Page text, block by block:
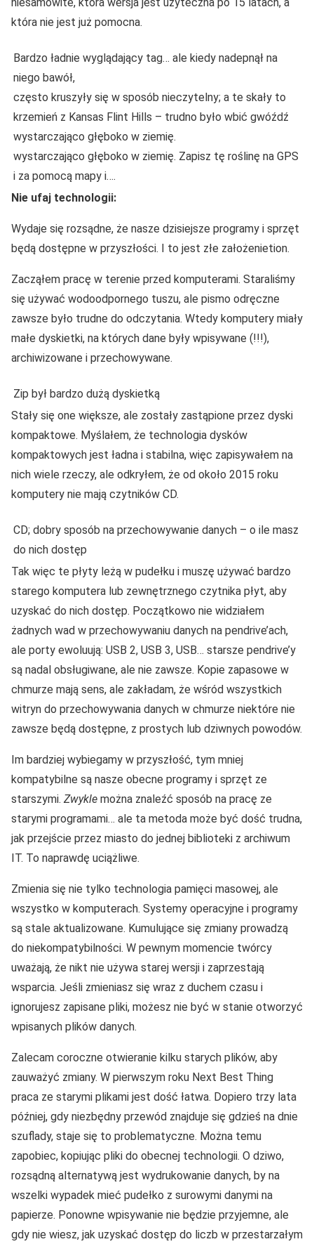
niesamowite, która wersja jest użyteczna po 15 latach, a
która nie jest już pomocna.
Bardzo ładnie wyglądający tag… ale kiedy nadepnął na
niego bawół,
często kruszyły się w sposób nieczytelny; a te skały to
krzemień z Kansas Flint Hills – trudno było wbić gwóźdź
wystarczająco głęboko w ziemię.
wystarczająco głęboko w ziemię. Zapisz tę roślinę na GPS
i za pomocą mapy i….
Nie ufaj technologii:
Wydaje się rozsądne, że nasze dzisiejsze programy i sprzęt
będą dostępne w przyszłości. I to jest złe założenietion.
Zacząłem pracę w terenie przed komputerami. Staraliśmy
się używać wodoodpornego tuszu, ale pismo odręczne
zawsze było trudne do odczytania. Wtedy komputery miały
małe dyskietki, na których dane były wpisywane (!!!),
archiwizowane i przechowywane.
Zip był bardzo dużą dyskietką
Stały się one większe, ale zostały zastąpione przez dyski
kompaktowe. Myślałem, że technologia dysków
kompaktowych jest ładna i stabilna, więc zapisywałem na
nich wiele rzeczy, ale odkryłem, że od około 2015 roku
komputery nie mają czytników CD.
CD; dobry sposób na przechowywanie danych – o ile masz
do nich dostęp
Tak więc te płyty leżą w pudełku i muszę używać bardzo
starego komputera lub zewnętrznego czytnika płyt, aby
uzyskać do nich dostęp. Początkowo nie widziałem
żadnych wad w przechowywaniu danych na pendrive’ach,
ale porty ewoluują: USB 2, USB 3, USB… starsze pendrive’y
są nadal obsługiwane, ale nie zawsze. Kopie zapasowe w
chmurze mają sens, ale zakładam, że wśród wszystkich
witryn do przechowywania danych w chmurze niektóre nie
zawsze będą dostępne, z prostych lub dziwnych powodów.
Im bardziej wybiegamy w przyszłość, tym mniej
kompatybilne są nasze obecne programy i sprzęt ze
starszymi. Zwykle można znaleźć sposób na pracę ze
starymi programami… ale ta metoda może być dość trudna,
jak przejście przez miasto do jednej biblioteki z archiwum
IT. To naprawdę uciążliwe.
Zmienia się nie tylko technologia pamięci masowej, ale
wszystko w komputerach. Systemy operacyjne i programy
są stale aktualizowane. Kumulujące się zmiany prowadzą
do niekompatybilności. W pewnym momencie twórcy
uważają, że nikt nie używa starej wersji i zaprzestają
wsparcia. Jeśli zmieniasz się wraz z duchem czasu i
ignorujesz zapisane pliki, możesz nie być w stanie otworzyć
wpisanych plików danych.
Zalecam coroczne otwieranie kilku starych plików, aby
zauważyć zmiany. W pierwszym roku Next Best Thing
praca ze starymi plikami jest dość łatwa. Dopiero trzy lata
później, gdy niezbędny przewód znajduje się gdzieś na dnie
szuflady, staje się to problematyczne. Można temu
zapobiec, kopiując pliki do obecnej technologii. O dziwo,
rozsądną alternatywą jest wydrukowanie danych, by na
wszelki wypadek mieć pudełko z surowymi danymi na
papierze. Ponowne wpisywanie nie będzie przyjemne, ale
gdy nie wiesz, jak uzyskać dostęp do liczb w przestarzałym